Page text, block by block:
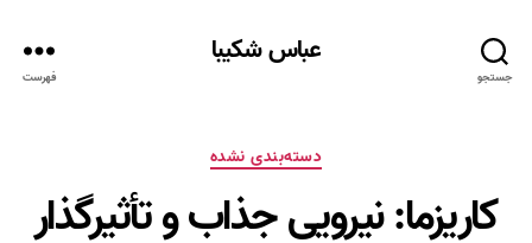
جستجو
عباس شکیبا
فهرست
دسته‌ها
دسته‌بندی نشده
کاریزما: نیرویی جذاب و تأثیرگذار